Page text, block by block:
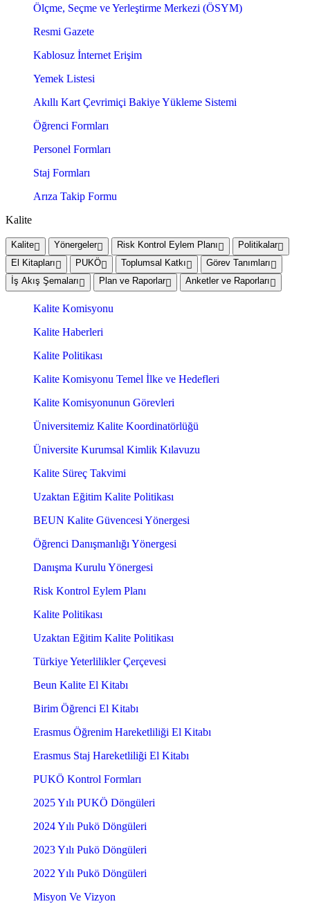
Ölçme, Seçme ve Yerleştirme Merkezi (ÖSYM)
Resmi Gazete
Kablosuz İnternet Erişim
Yemek Listesi
Akıllı Kart Çevrimiçi Bakiye Yükleme Sistemi
Öğrenci Formları
Personel Formları
Staj Formları
Arıza Takip Formu
Kalite
Kalite Yönergeler Risk Kontrol Eylem Planı
Politikalar
El Kitapları
PUKÖ Toplumsal Katkı
Görev Tanımları
İş Akış Şemaları
Plan ve Raporlar Anketler ve Raporları
Kalite Komisyonu
Kalite Haberleri
Kalite Politikası
Kalite Komisyonu Temel İlke ve Hedefleri
Kalite Komisyonunun Görevleri
Üniversitemiz Kalite Koordinatörlüğü
Üniversite Kurumsal Kimlik Kılavuzu
Kalite Süreç Takvimi
Uzaktan Eğitim Kalite Politikası
BEUN Kalite Güvencesi Yönergesi
Öğrenci Danışmanlığı Yönergesi
Danışma Kurulu Yönergesi
Risk Kontrol Eylem Planı
Kalite Politikası
Uzaktan Eğitim Kalite Politikası
Türkiye Yeterlilikler Çerçevesi
Beun Kalite El Kitabı
Birim Öğrenci El Kitabı
Erasmus Öğrenim Hareketliliği El Kitabı
Erasmus Staj Hareketliliği El Kitabı
PUKÖ Kontrol Formları
2025 Yılı PUKÖ Döngüleri
2024 Yılı Pukö Döngüleri
2023 Yılı Pukö Döngüleri
2022 Yılı Pukö Döngüleri
Misyon Ve Vizyon